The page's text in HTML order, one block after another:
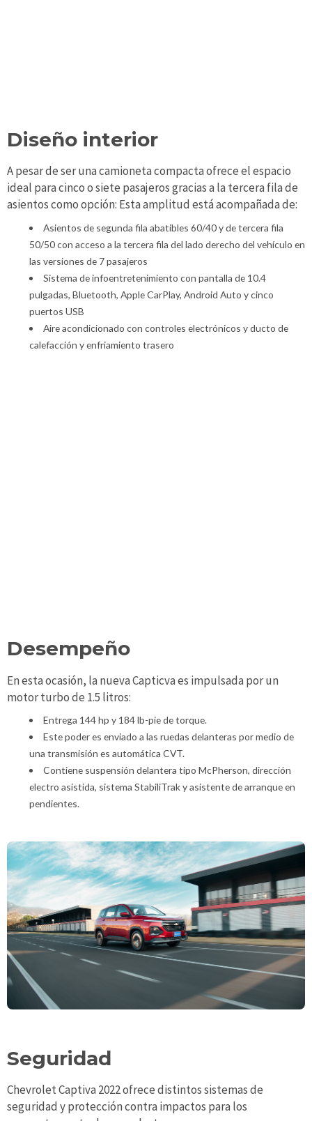
Diseño interior
A pesar de ser una camioneta compacta ofrece el espacio
ideal para cinco o siete pasajeros gracias a la tercera fila de
asientos como opción: Esta amplitud está acompañada de:
Asientos de segunda fila abatibles 60/40 y de tercera fila
50/50 con acceso a la tercera fila del lado derecho del vehículo en
las versiones de 7 pasajeros
Sistema de infoentretenimiento con pantalla de 10.4
pulgadas, Bluetooth, Apple CarPlay, Android Auto y cinco
puertos USB
Aire acondicionado con controles electrónicos y ducto de
calefacción y enfriamiento trasero
Desempeño
En esta ocasión, la nueva Capticva es impulsada por un
motor turbo de 1.5 litros:
Entrega 144 hp y 184 lb-pie de torque.
Este poder es enviado a las ruedas delanteras por medio de
una transmisión es automática CVT.
Contiene suspensión delantera tipo McPherson, dirección
electro asistida, sistema StabiliTrak y asistente de arranque en
pendientes.
Seguridad
Chevrolet Captiva 2022 ofrece distintos sistemas de
seguridad y protección contra impactos para los